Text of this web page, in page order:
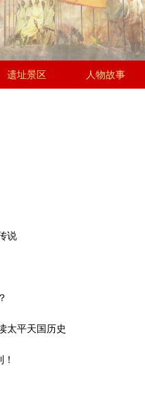
遗址景区 人物故事
说
太平天国历史